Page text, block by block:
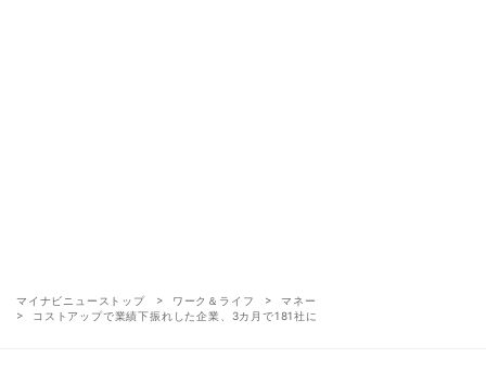
マイナビニューストップ ワーク＆ライフ
マネー
コストアップで業績下振れした企業、3カ月で181社に